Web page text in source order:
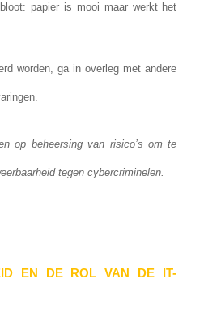
papier is mooi maar werkt het
worden, ga in overleg met andere
op beheersing van risico’s om te
tegen cybercriminelen.
EN DE ROL VAN DE IT-